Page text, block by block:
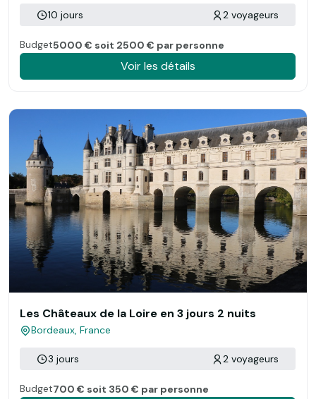
10 jours 2 voyageurs
Budget5000 € soit 2500 € par personne
Voir les détails
Les Châteaux de la Loire en 3 jours 2 nuits
Bordeaux, France
3 jours 2 voyageurs
Budget700 € soit 350 € par personne